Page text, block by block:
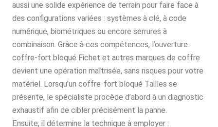
aussi une solide expérience de terrain pour faire face à
des configurations variées : systèmes à clé, à code
numérique, biométriques ou encore serrures à
combinaison. Grâce à ces compétences, l’ouverture
coffre-fort bloqué Fichet et autres marques de coffre
devient une opération maîtrisée, sans risques pour votre
matériel. Lorsqu’un coffre-fort bloqué Tailles se
présente, le spécialiste procède d’abord à un diagnostic
exhaustif afin de cibler précisément la panne.
Ensuite, il détermine la technique à employer :